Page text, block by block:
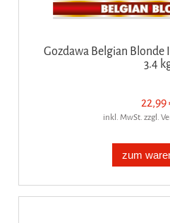
Gozdawa Belgian Blonde
3.4
22,99
inkl. MwSt. zzgl.
zum